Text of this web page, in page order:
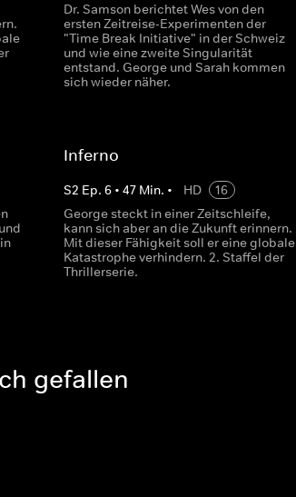
Dr. Samson berichtet Wes von den
ersten Zeitreise-Experimenten der
"Time Break Initiative" in der Schweiz
und wie eine zweite Singularität
entstand. George und Sarah kommen
sich wieder näher.
Inferno
S2 Ep.6 •47 Min. • HD
16
George steckt in einer Zeitschleife,
kann sich aber an die Zukunft erinnern.
Mit dieser Fähigkeit soll er eine globale
Katastrophe verhindern. 2. Staffel der
Thrillerserie.
gefallen